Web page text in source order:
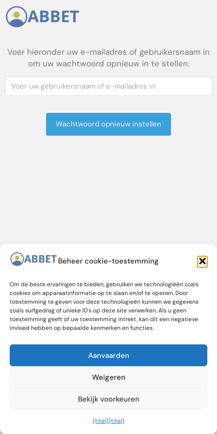
Beheer cookie-toestemming
Om de beste ervaringen te bieden, gebruiken we technologieën zoals
cookies om apparaatinformatie op te slaan en/of te openen. Door
toestemming te geven voor deze technologieën kunnen we gegevens
zoals surfgedrag of unieke ID's op deze site verwerken. Als u geen
toestemming geeft of uw toestemming intrekt, kan dit een negatieve
invloed hebben op bepaalde kenmerken en functies.
Aanvaarden
Weigeren
Bekijk voorkeuren
{titel}{titel}
Voer hieronder uw e-mailadres of gebruikersnaam in
om uw wachtwoord opnieuw in te stellen.